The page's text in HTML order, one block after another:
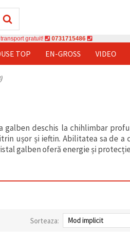
gratuit! 0731715486
TOP EN-GROSS VIDEO
deschis la chihlimbar
ușor și ieftin. Abilitatea sa de
galben oferă energie și
Sorteaza: